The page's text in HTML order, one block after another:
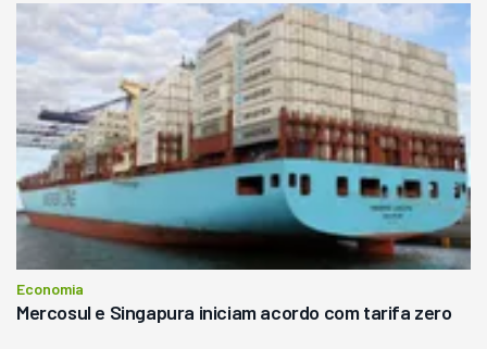
Economia
Mercosul e Singapura iniciam acordo com tarifa zero